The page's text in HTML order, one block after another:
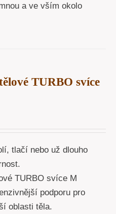
a ve vším okolo
TURBO svíce
tlačí nebo už dlouho
TURBO svíce M
podporu pro
oblasti těla.